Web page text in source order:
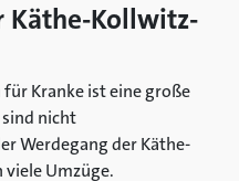
Käthe-Kollwitz-
für Kranke ist eine große
nicht
Werdegang der Käthe-
Umzüge.